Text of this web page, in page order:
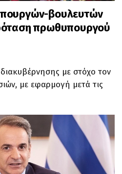
βουλευτών
πρωθυπουργού
με στόχο τον
με εφαρμογή μετά τις